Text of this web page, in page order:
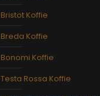
Bristot Koffie
Breda Koffie
Bonomi Koffie
Testa Rossa Koffie